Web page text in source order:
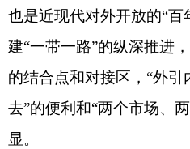
也是近现代对外开放的“
建“一带一路”的纵深推进
的结合点和对接区，“外
去”的便利和“两个市场、
显。